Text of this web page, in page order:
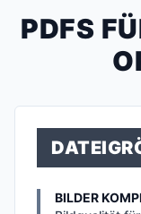
PDFS
BILDER